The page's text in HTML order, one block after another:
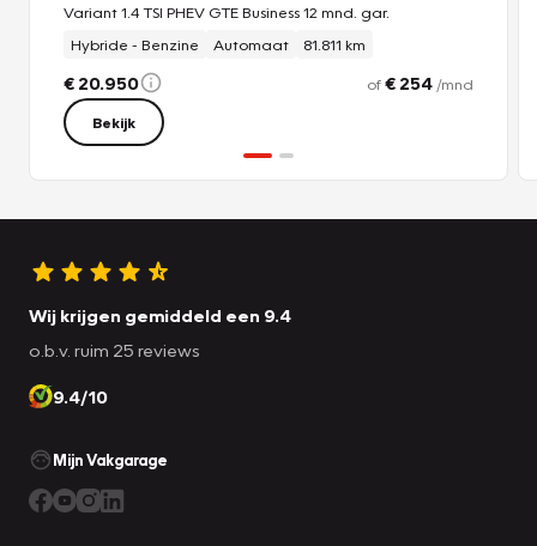
Variant 1.4 TSI PHEV GTE Business 12 mnd. gar.
Hybride - Benzine
Automaat 81.811 km
€ 20.950 of€ 254 /mnd
Bekijk
Wij krijgen gemiddeld een 9.4
o.b.v. ruim 25 reviews
9.4/10
Mijn Vakgarage